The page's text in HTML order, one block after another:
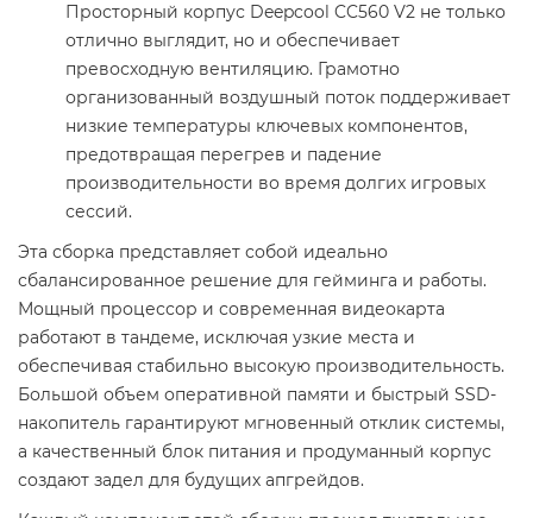
Просторный корпус Deepcool CC560 V2 не только
отлично выглядит, но и обеспечивает
превосходную вентиляцию. Грамотно
организованный воздушный поток поддерживает
низкие температуры ключевых компонентов,
предотвращая перегрев и падение
производительности во время долгих игровых
сессий.
Эта сборка представляет собой идеально
сбалансированное решение для гейминга и работы.
Мощный процессор и современная видеокарта
работают в тандеме, исключая узкие места и
обеспечивая стабильно высокую производительность.
Большой объем оперативной памяти и быстрый SSD-
накопитель гарантируют мгновенный отклик системы,
а качественный блок питания и продуманный корпус
создают задел для будущих апгрейдов.